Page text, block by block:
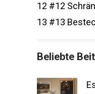
12 #12
13 #13
Beliebte